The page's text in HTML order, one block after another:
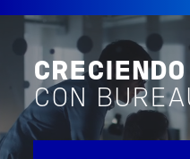
CRECIENDO
CON